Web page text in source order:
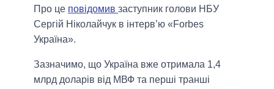
Про це повідомив заступник голови НБУ
Сергій Ніколайчук в інтерв’ю «Forbes
Україна».
Зазначимо, що Україна вже отримала 1,4
млрд доларів від МВФ та перші транші